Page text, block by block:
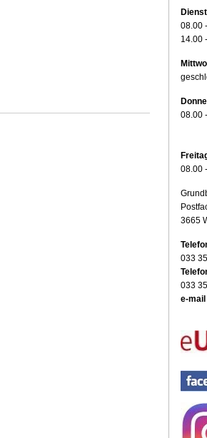
08.00
14.00
08.00
08.00
3665
033
033
e-mail